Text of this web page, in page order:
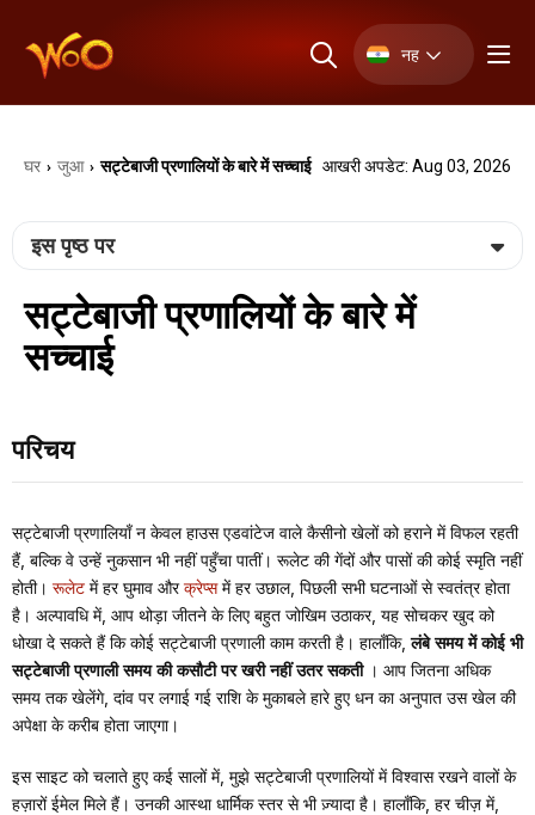
नह
घर › जुआ › सट्टेबाजी प्रणालियों के बारे में सच्चाई आखरी अपडेट: Aug 03, 2026
इस पृष्ठ पर
सट्टेबाजी प्रणालियों के बारे में
सच्चाई
परिचय
सट्टेबाजी प्रणालियाँ न केवल हाउस एडवांटेज वाले कैसीनो खेलों को हराने में विफल रहती
हैं, बल्कि वे उन्हें नुकसान भी नहीं पहुँचा पातीं। रूलेट की गेंदों और पासों की कोई स्मृति नहीं
होती। रूलेट में हर घुमाव औरक्रेप्समें हर उछाल, पिछली सभी घटनाओं से स्वतंत्र होता
है। अल्पावधि में, आप थोड़ा जीतने के लिए बहुत जोखिम उठाकर, यह सोचकर खुद को
धोखा दे सकते हैं कि कोई सट्टेबाजी प्रणाली काम करती है। हालाँकि,लंबे समय में कोई भी
सट्टेबाजी प्रणाली समय की कसौटी पर खरी नहीं उतर सकती। आप जितना अधिक
समय तक खेलेंगे, दांव पर लगाई गई राशि के मुकाबले हारे हुए धन का अनुपात उस खेल की
अपेक्षा के करीब होता जाएगा।
इस साइट को चलाते हुए कई सालों में, मुझे सट्टेबाजी प्रणालियों में विश्वास रखने वालों के
हज़ारों ईमेल मिले हैं। उनकी आस्था धार्मिक स्तर से भी ज़्यादा है। हालाँकि, हर चीज़ में,